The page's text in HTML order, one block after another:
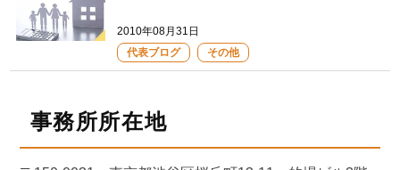
2010年08月31日
代表ブログ
その他
事務所所在地